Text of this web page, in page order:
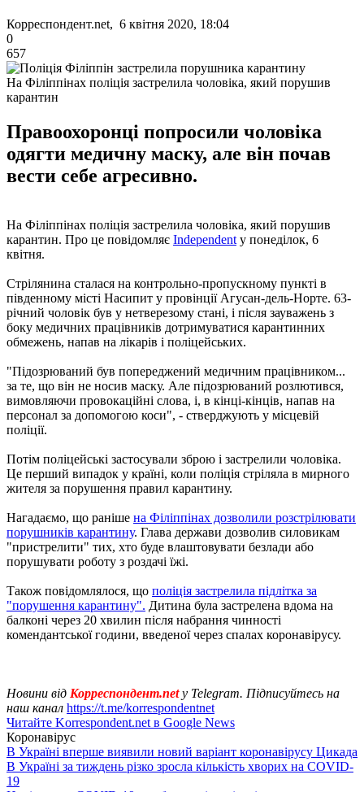
Корреспондент.net, 6 квітня 2020, 18:04
0
657
На Філіппінах поліція застрелила чоловіка, який порушив
карантин
Правоохоронці попросили чоловіка
одягти медичну маску, але він почав
вести себе агресивно.
На Філіппінах поліція застрелила чоловіка, який порушив
карантин. Про це повідомляє Independent у понеділок, 6
квітня.
Стрілянина сталася на контрольно-пропускному пункті в
південному місті Насипит у провінції Агусан-дель-Норте. 63-
річний чоловік був у нетверезому стані, і після зауважень з
боку медичних працівників дотримуватися карантинних
обмежень, напав на лікарів і поліцейських.
"Підозрюваний був попереджений медичним працівником...
за те, що він не носив маску. Але підозрюваний розлютився,
вимовляючи провокаційні слова, і, в кінці-кінців, напав на
персонал за допомогою коси", - стверджують у місцевій
поліції.
Потім поліцейські застосували зброю і застрелили чоловіка.
Це перший випадок у країні, коли поліція стріляла в мирного
жителя за порушення правил карантину.
Нагадаємо, що раніше на Філіппінах дозволили розстрілювати
порушників карантину. Глава держави дозволив силовикам
"пристрелити" тих, хто буде влаштовувати безлади або
порушувати роботу з роздачі їжі.
Також повідомлялося, що поліція застрелила підлітка за
"порушення карантину". Дитина була застрелена вдома на
балконі через 20 хвилин після набрання чинності
комендантської години, введеної через спалах коронавірусу.
Новини від Корреспондент.net у Telegram. Підписуйтесь на
наш канал https://t.me/korrespondentnet
Читайте Korrespondent.net в Google News
Коронавірус
В Україні вперше виявили новий варіант коронавірусу Цикада
В Україні за тиждень різко зросла кількість хворих на COVID-
19